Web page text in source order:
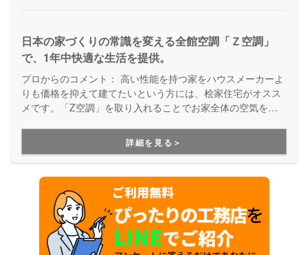
日本の家づくりの常識を変える全館空調「Ｚ空調」
で、1年中快適な生活を提供。
プロからのコメント： 高い性能を持つ家をハウスメーカーよ
りも価格を抑えて建てたいという方には、桧家住宅がオスス
メです。「Z空調」を取り入れることでお家全体の空気を循
まいづくりをしています。Z空調の性能を体験できる施設も
あるので、体験した上で納得してお家づくりを進めることが
出来ます。是非一度、実際に足を運んで体験してみてくださ
い。
詳細を見る＞